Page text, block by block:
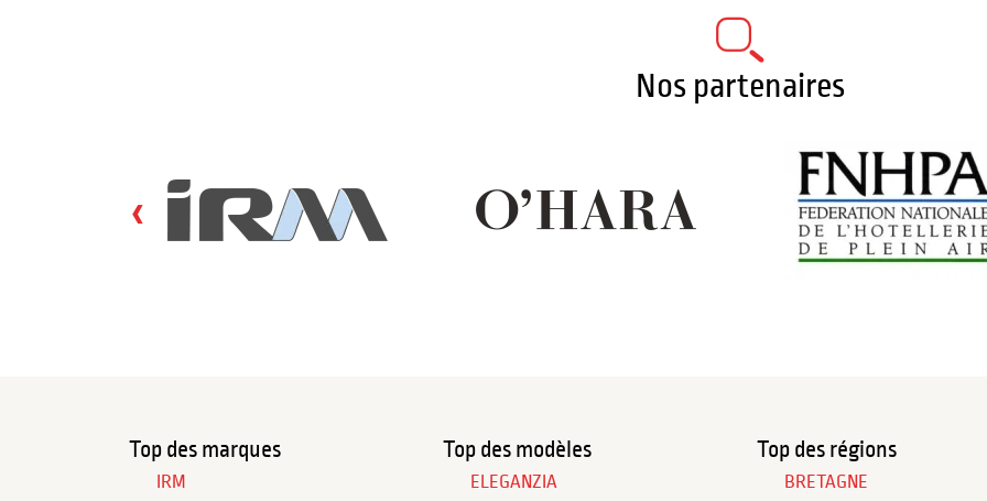
Nos partenaires
‹
Top des marques
IRM
Top des modèles
ELEGANZIA
Top des régions
BRETAGNE